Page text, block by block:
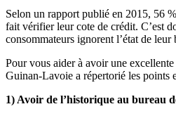
Selon un rapport publié en 2015, 56
fait vérifier leur cote de crédit. C’est
consommateurs ignorent l’état de leur
Pour vous aider à avoir une
Guinan-Lavoie a répertorié les points
1) Avoir de l’historique au bureau